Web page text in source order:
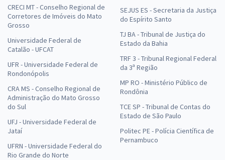
CRECI MT - Conselho Regional de
Corretores de Imóveis do Mato
Grosso
Universidade Federal de
Catalão - UFCAT
UFR - Universidade Federal de
Rondonópolis
CRA MS - Conselho Regional de
Administração do Mato Grosso
do Sul
UFJ - Universidade Federal de
Jataí
UFRN - Universidade Federal do
Rio Grande do Norte
SEJUS ES - Secretaria da Justiça
do Espírito Santo
TJ BA - Tribunal de Justiça do
Estado da Bahia
TRF 3 - Tribunal Regional Federal
da 3ª Região
MP RO - Ministério Público de
Rondônia
TCE SP - Tribunal de Contas do
Estado de São Paulo
Politec PE - Polícia Científica de
Pernambuco